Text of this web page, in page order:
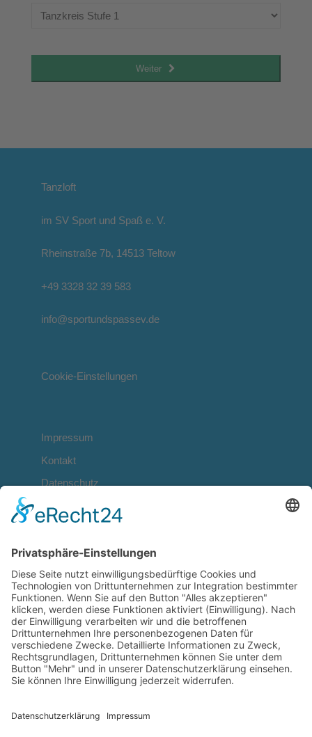
Weiter
Tanzloft
im SV Sport und Spaß e. V.
Rheinstraße 7b, 14513 Teltow
+49 3328 32 39 583
info@sportundspassev.de
Cookie-Einstellungen
Impressum
Kontakt
Datenschutz
E-MAIL
NACHRICHT